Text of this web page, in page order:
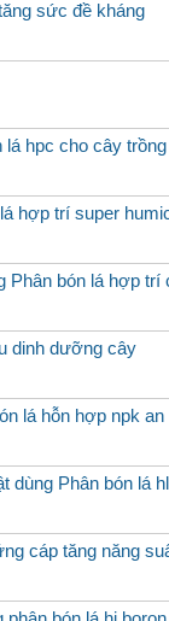
sức đề kháng
lá hpc cho cây trồng
hợp trí super
Phân bón lá hợp trí
dinh dưỡng cây
lá hỗn hợp npk an
dùng Phân bón lá
cáp tăng năng